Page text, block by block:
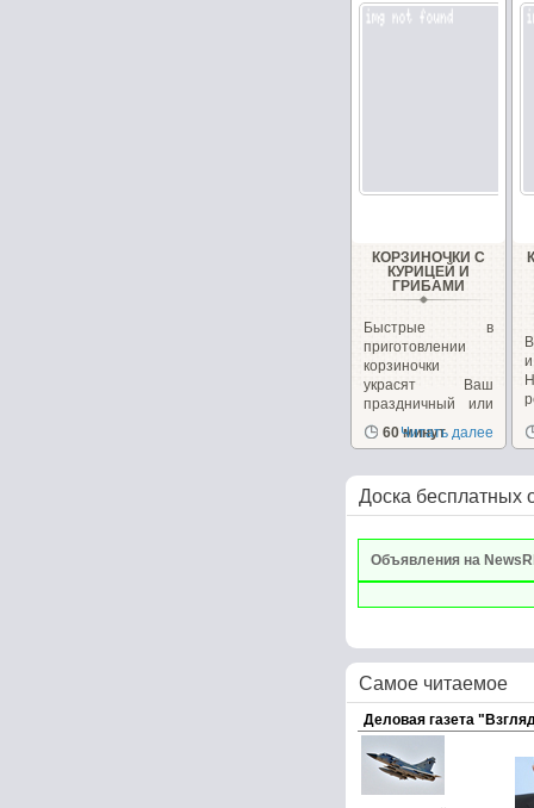
КОРЗИНОЧКИ С
КУРИЦЕЙ И
ГРИБАМИ
Быстрые в
приготовлении
корзиночки
украсят Ваш
праздничный или
повседневный...
60 минут
Читать далее
Доска бесплатных
Объявления на
Самое читаемое